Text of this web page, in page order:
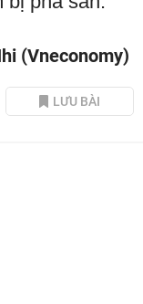
(Vneconomy)
LƯU BÀI